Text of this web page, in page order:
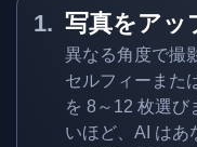
写真をアッ
異なる角度で撮
セルフィーまた
を 8～12 枚選び
いほど、AI はあ